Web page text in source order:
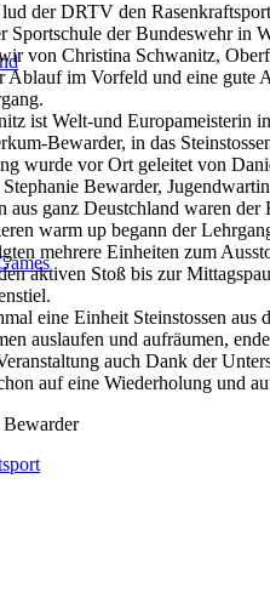
der DRTV den
Sportschule der Bundeswehr in
von Christina Schwanitz,
Ablauf im Vorfeld und eine gute
ist Welt-und Europameisterin
Bewarder, in das
wurde vor Ort geleitet von
Stephanie Bewarder,
aus ganz Deustchland waren der
warm up begann der
mehrere Einheiten zum
aktiven Stoß bis zur
eine Einheit Steinstossen
auslaufen und aufräumen,
auch Dank der
auf eine Wiederholung und
Bewarder